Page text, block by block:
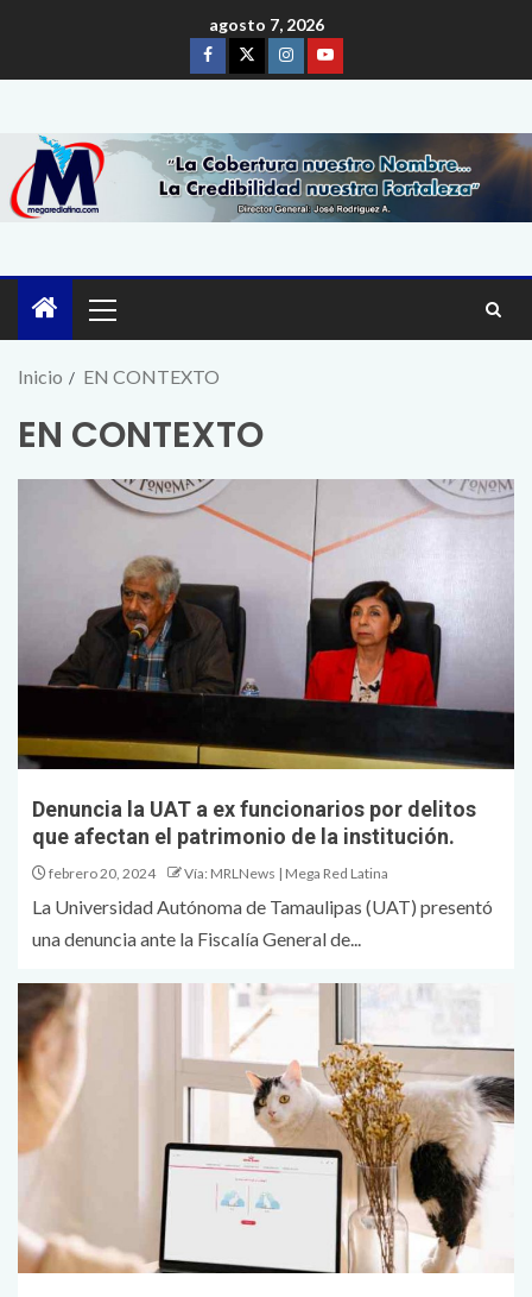
agosto 7, 2026
Inicio EN CONTEXTO
EN CONTEXTO
Denuncia la UAT a ex funcionarios por delitos
que afectan el patrimonio de la institución.
febrero 20, 2024 Vía: MRLNews | Mega Red Latina
La Universidad Autónoma de Tamaulipas (UAT) presentó
una denuncia ante la Fiscalía General de...